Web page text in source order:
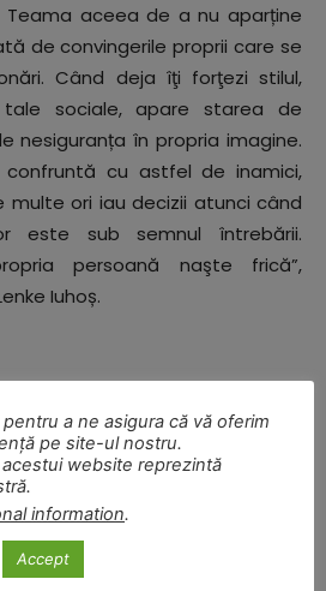
aceea de a nu aparține
de convingerile proprii care se
Când deja îţi forţezi stilul,
tale sociale, apare starea de
nesiguranța în propria imagine.
confruntă cu astfel de inamici,
multe ori iau decizii atunci când
este sub semnul întrebării.
persoană naşte frică”,
Iuhoș.
X WhatsApp
a ne asigura că vă oferim
pe site-ul nostru.
website reprezintă
information.
Accept